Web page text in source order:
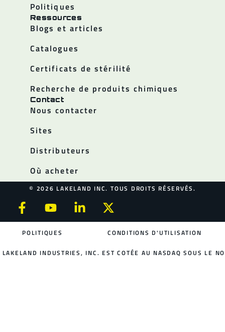
Politiques
Ressources
Blogs et articles
Catalogues
Certificats de stérilité
Recherche de produits chimiques
Contact
Nous contacter
Sites
Distributeurs
Où acheter
© 2026 LAKELAND INC. TOUS DROITS RÉSERVÉS.
POLITIQUES CONDITIONS D'UTILISATION
LAKELAND INDUSTRIES, INC. EST COTÉE AU NASDAQ SOUS LE